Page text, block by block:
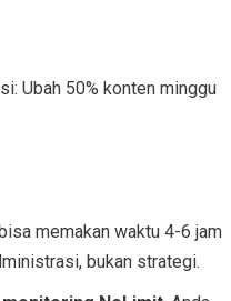
Ubah 50% konten minggu
memakan waktu 4-6 jam
bukan strategi.